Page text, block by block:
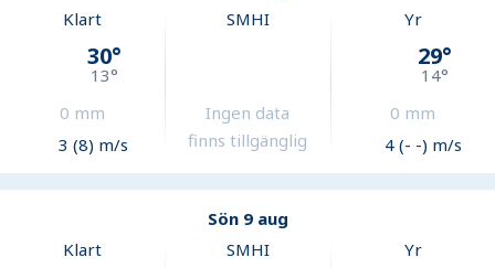
Klart
30°
13°
0 mm
3 (8) m/s
SMHI
Ingen data
finns tillgänglig
Yr
29°
14°
0 mm
4 (- -) m/s
Sön 9 aug
Klart
SMHI Yr